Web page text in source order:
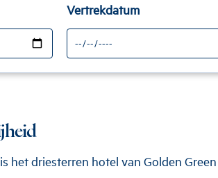
Vertrekdatum
het driesterren hotel van Golden Green